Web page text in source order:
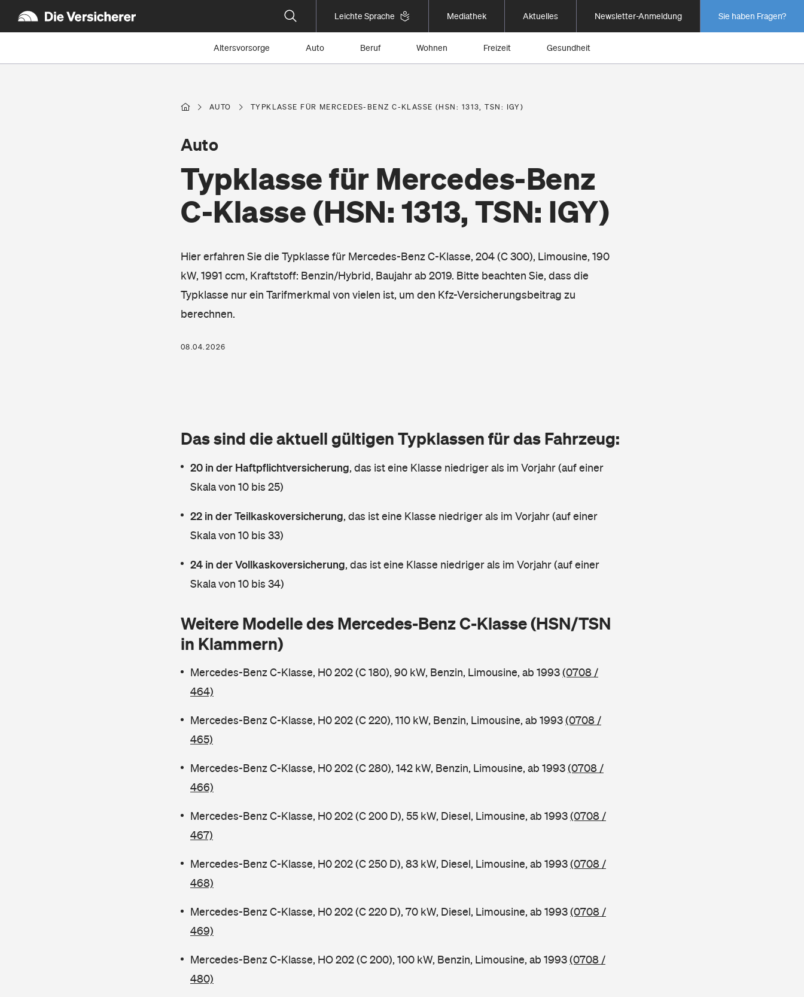
Leichte Sprache Mediathek Aktuelles Newsletter-Anmeldung Sie haben Fragen?
Altersvorsorge Auto Beruf Wohnen Freizeit Gesundheit
AUTO TYPKLASSE FÜR MERCEDES-BENZ C-KLASSE (HSN: 1313, TSN: IGY)
Typklasse für Mercedes-Benz
C-Klasse (HSN: 1313, TSN: IGY)
Auto
Hier erfahren Sie die Typklasse für Mercedes-Benz C-Klasse, 204 (C 300), Limousine, 190
kW, 1991 ccm, Kraftstoff: Benzin/Hybrid, Baujahr ab 2019. Bitte beachten Sie, dass die
Typklasse nur ein Tarifmerkmal von vielen ist, um den Kfz-Versicherungsbeitrag zu
berechnen.
08.04.2026
Das sind die aktuell gültigen Typklassen für das Fahrzeug:
20 in der Haftpflichtversicherung, das ist eine Klasse niedriger als im Vorjahr (auf einer
Skala von 10 bis 25)
22 in der Teilkaskoversicherung, das ist eine Klasse niedriger als im Vorjahr (auf einer
Skala von 10 bis 33)
24 in der Vollkaskoversicherung, das ist eine Klasse niedriger als im Vorjahr (auf einer
Skala von 10 bis 34)
Weitere Modelle des Mercedes-Benz C-Klasse (HSN/TSN
in Klammern)
Mercedes-Benz C-Klasse, H0 202 (C 180), 90 kW, Benzin, Limousine, ab 1993(0708 /
464)
Mercedes-Benz C-Klasse, H0 202 (C 220), 110 kW, Benzin, Limousine, ab 1993(0708 /
465)
Mercedes-Benz C-Klasse, H0 202 (C 280), 142 kW, Benzin, Limousine, ab 1993(0708 /
466)
Mercedes-Benz C-Klasse, H0 202 (C 200 D), 55 kW, Diesel, Limousine, ab 1993(0708 /
467)
Mercedes-Benz C-Klasse, H0 202 (C 250 D), 83 kW, Diesel, Limousine, ab 1993(0708 /
468)
Mercedes-Benz C-Klasse, H0 202 (C 220 D), 70 kW, Diesel, Limousine, ab 1993(0708 /
469)
Mercedes-Benz C-Klasse, HO 202 (C 200), 100 kW, Benzin, Limousine, ab 1993(0708 /
480)